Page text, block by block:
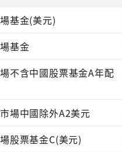
基金(美元)
基金
不含中國股票基金A年配
場中國除外A2美元
股票基金C(美元)